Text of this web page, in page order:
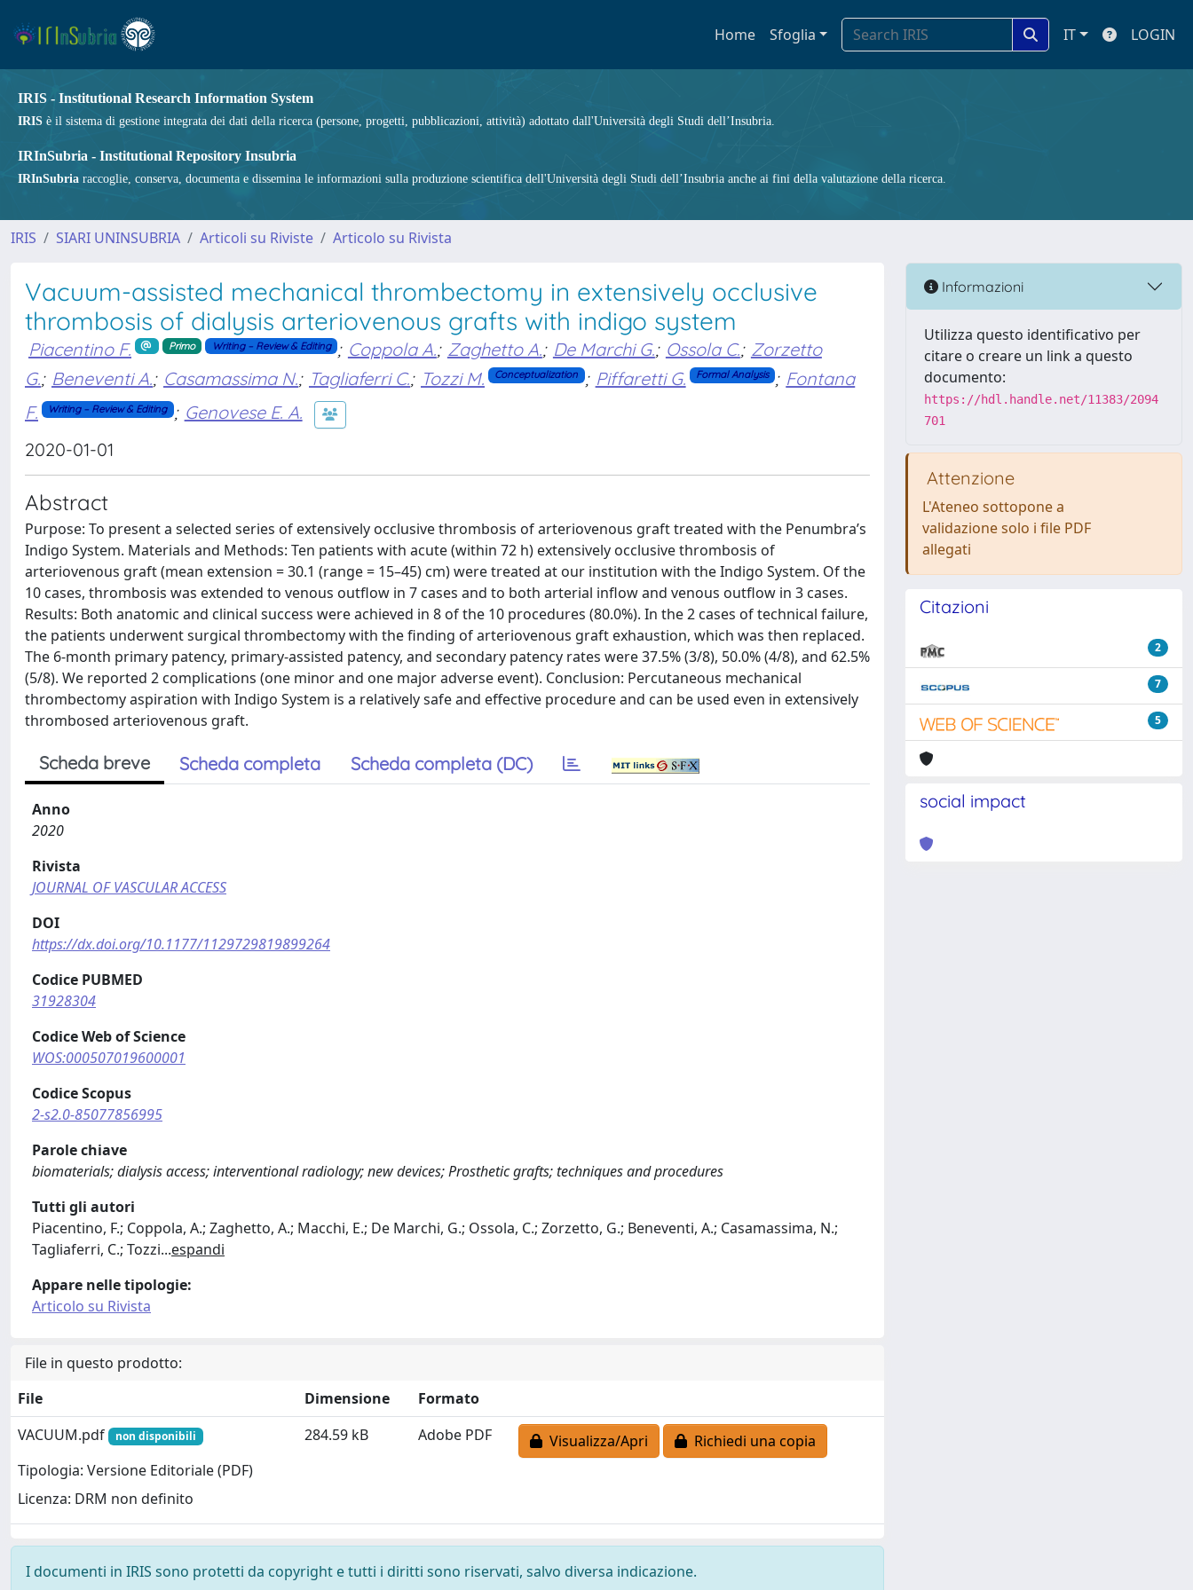
Home Sfoglia IT LOGIN
IRIS - Institutional Research Information System
IRIS è il sistema di gestione integrata dei dati della ricerca (persone, progetti, pubblicazioni, attività) adottato dall'Università degli Studi dell’Insubria.
IRInSubria - Institutional Repository Insubria
IRInSubria raccoglie, conserva, documenta e dissemina le informazioni sulla produzione scientifica dell'Università degli Studi dell’Insubria anche ai fini della valutazione della ricerca.
IRIS SIARI UNINSUBRIA Articoli su Riviste Articolo su Rivista
Vacuum-assisted mechanical thrombectomy in extensively occlusive
thrombosis of dialysis arteriovenous grafts with indigo system
Piacentino F. Primo Writing – Review & Editing ; Coppola A.; Zaghetto A.; De Marchi G.; Ossola C.; Zorzetto
G.; Beneventi A.; Casamassima N.; Tagliaferri C.; Tozzi M. Conceptualization ; Piffaretti G. Formal Analysis ; Fontana
F.
Writing – Review & Editing ; Genovese E. A.
2020-01-01
Abstract
Purpose: To present a selected series of extensively occlusive thrombosis of arteriovenous graft treated with the Penumbra’s
Indigo System. Materials and Methods: Ten patients with acute (within 72 h) extensively occlusive thrombosis of
arteriovenous graft (mean extension = 30.1 (range = 15–45) cm) were treated at our institution with the Indigo System. Of the
10 cases, thrombosis was extended to venous outflow in 7 cases and to both arterial inflow and venous outflow in 3 cases.
Results: Both anatomic and clinical success were achieved in 8 of the 10 procedures (80.0%). In the 2 cases of technical failure,
the patients underwent surgical thrombectomy with the finding of arteriovenous graft exhaustion, which was then replaced.
The 6-month primary patency, primary-assisted patency, and secondary patency rates were 37.5% (3/8), 50.0% (4/8), and 62.5%
(5/8). We reported 2 complications (one minor and one major adverse event). Conclusion: Percutaneous mechanical
thrombectomy aspiration with Indigo System is a relatively safe and effective procedure and can be used even in extensively
thrombosed arteriovenous graft.
Scheda breve Scheda completa Scheda completa (DC)
Anno
2020
Rivista
JOURNAL OF VASCULAR ACCESS
DOI
https://dx.doi.org/10.1177/1129729819899264
Codice PUBMED
31928304
Codice Web of Science
WOS:000507019600001
Codice Scopus
2-s2.0-85077856995
Parole chiave
biomaterials; dialysis access; interventional radiology; new devices; Prosthetic grafts; techniques and procedures
Tutti gli autori
Piacentino, F.; Coppola, A.; Zaghetto, A.; Macchi, E.; De Marchi, G.; Ossola, C.; Zorzetto, G.; Beneventi, A.; Casamassima, N.;
Tagliaferri, C.; Tozzi...espandi
Appare nelle tipologie:
Articolo su Rivista
File in questo prodotto:
File
Dimensione
Formato
VACUUM.pdf
non disponibili
Tipologia: Versione Editoriale (PDF)
Licenza: DRM non definito
284.59 kB Adobe PDF Visualizza/Apri Richiedi una copia
I documenti in IRIS sono protetti da copyright e tutti i diritti sono riservati, salvo diversa indicazione.
Informazioni
Utilizza questo identificativo per
citare o creare un link a questo
documento:
https://hdl.handle.net/11383/2094
701
Attenzione
L'Ateneo sottopone a
validazione solo i file PDF
allegati
Citazioni
2
7
5
social impact